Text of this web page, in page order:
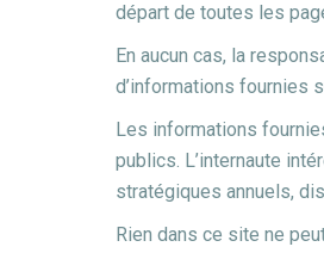
départ de toutes les
En aucun cas, la
d’informations fournies
Les informations
publics. L’internaute
stratégiques annuels,
Rien dans ce site ne